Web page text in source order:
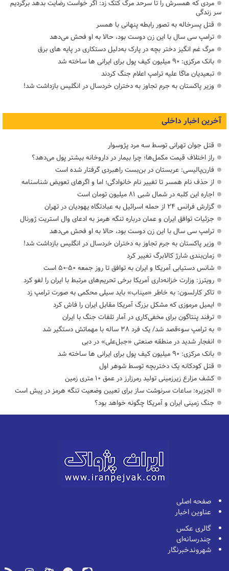
مردی که همسرش را تا سرحد مرگ کتک زد: اگر خواست رضایت بدهد برگردیم
سر زندگی
قتل پسرخاله به تصور رابطه پنهانی با همسر
ترامپ سی سال با این زن دوست بود، حالا به او فحش می‌دهد
مرگ غم انگیز دختر بچه در پارک به‌دلیل دستکاری در پایه های برق
بانک مرکزی: ۹۰ میلیون کیف پول برای ایرانی ها ساخته شد
تبعیدیان ماگا علیه ترامپ اعلام جنگ کردند
وزیر پاکستان به جرم تجاوز به دختران خردسال در انگلیس بازداشت شد!
آخرین اخبار داخلی
قتل جوان تهرانی توسط سه مرد پژوسوار
راز اختلاف قیمت مکمل‌ها؛ چرا بیمار در داروخانه بیشتر پول می‌دهد؟
فارن‌پالیسی: عربستان در بن‌بست راهبردی گرفتار شده است
از حذف نام همسر تا تغییر نام خانوادگی؛ اما و اگرهای تعویض شناسنامه
اجاره این کلبه در شمال شبی ۸۱ میلیون تومان است
گزارش فرانس ۲۴ از حمله اسرائیل به عبادتگاه یهودیان در تهران
جزئیات توافق ایران و عمان درباره تنگه هرمز به ادعای وال استریت ژورنال
ترامپ سی سال با این زن دوست بود، حالا به او فحش می‌دهد
وزیر پاکستان به جرم تجاوز به دختران خردسال در انگلیس بازداشت شد!
زمان‌بندی شارژ کالابرگ تغییر کرد
شانس دستیابی آمریکا و ایران به توافق تا روز جمعه ۵۰-۵۰ است
رویترز: وزارت خزانه‌داری آمریکا برخی تحریم‌های مرتبط با ایران را لغو کرد
تاکر کارلسون: به خاطر «میناب» باید سیلی محکمی به صورت ترامپ زد
ایمیل مرموزی که مشکل بزرگ آمریکا مقابل ایران را فاش کرد
ترفند پنتاگون برای مخفی‌کاری در آمار تلفات جنگ با ایران
به ترامپ سوءقصد شد/ یک فرد ۳۸ ساله با مهماتش دستگیر شد
انفجار شدید در منطقه صنعتی «جبل‌علی» در دبی
بانک مرکزی: ۹۰ میلیون کیف پول برای ایرانی ها ساخته شد
قتل کودکانه یک دختربچه توسط شوهر اول
کشف مزارع زیرزمینی تولید رمرزارز در عمق ۱۰ متری زمین
الجزیره: ساعات سرنوشت ساز برای تعیین وضعیت تنگه هرمز در پیش است
جنگ زمینی ایران و آمریکا چگونه خواهد بود؟
صفحه اصلی
عناوین اخبار
گالری عکس
چندرسانه‌ای
شهروندخبرنگار